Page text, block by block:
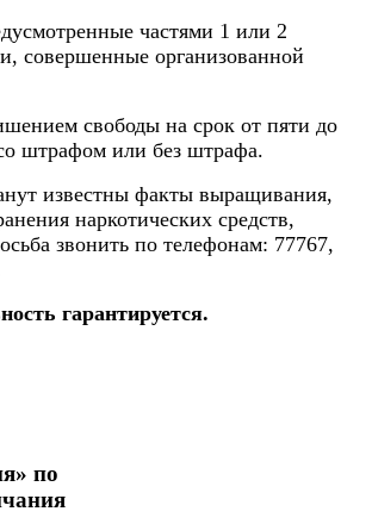
частями 1 или 2
совершенные организованной
свободы на срок от пяти до
штрафом или без штрафа.
известны факты выращивания,
наркотических средств,
звонить по телефонам: 77767,
гарантируется.
по